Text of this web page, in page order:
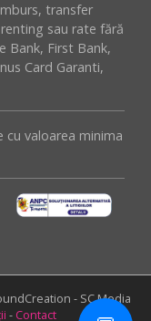
transfer
sau rate fără
Bank, First Bank,
Card Garanti,
valoarea minima
- SC Media
- Contact